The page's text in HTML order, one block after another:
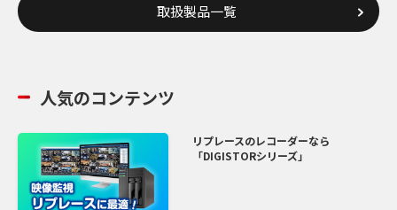
取扱製品一覧
人気のコンテンツ
リプレースのレコーダーなら
「DIGISTORシリーズ」